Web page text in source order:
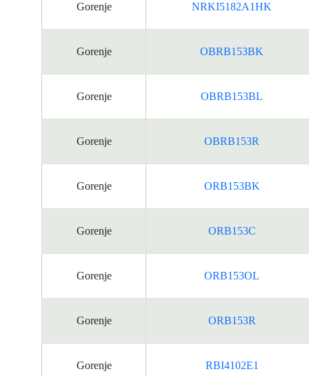
Gorenje NRKI5182A1HK
Gorenje OBRB153BK
Gorenje OBRB153BL
Gorenje OBRB153R
Gorenje ORB153BK
Gorenje ORB153C
Gorenje ORB153OL
Gorenje ORB153R
Gorenje RBI4102E1